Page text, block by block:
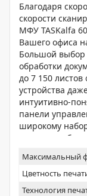
Благодаря
скорости
МФУ TASKalfa
Вашего офиса
Большой
обработки
до 7 150
устройства
интуитивно-
панели
широкому
комплексной
защищают
пользователей.
Максимальный
Цветность
Технология